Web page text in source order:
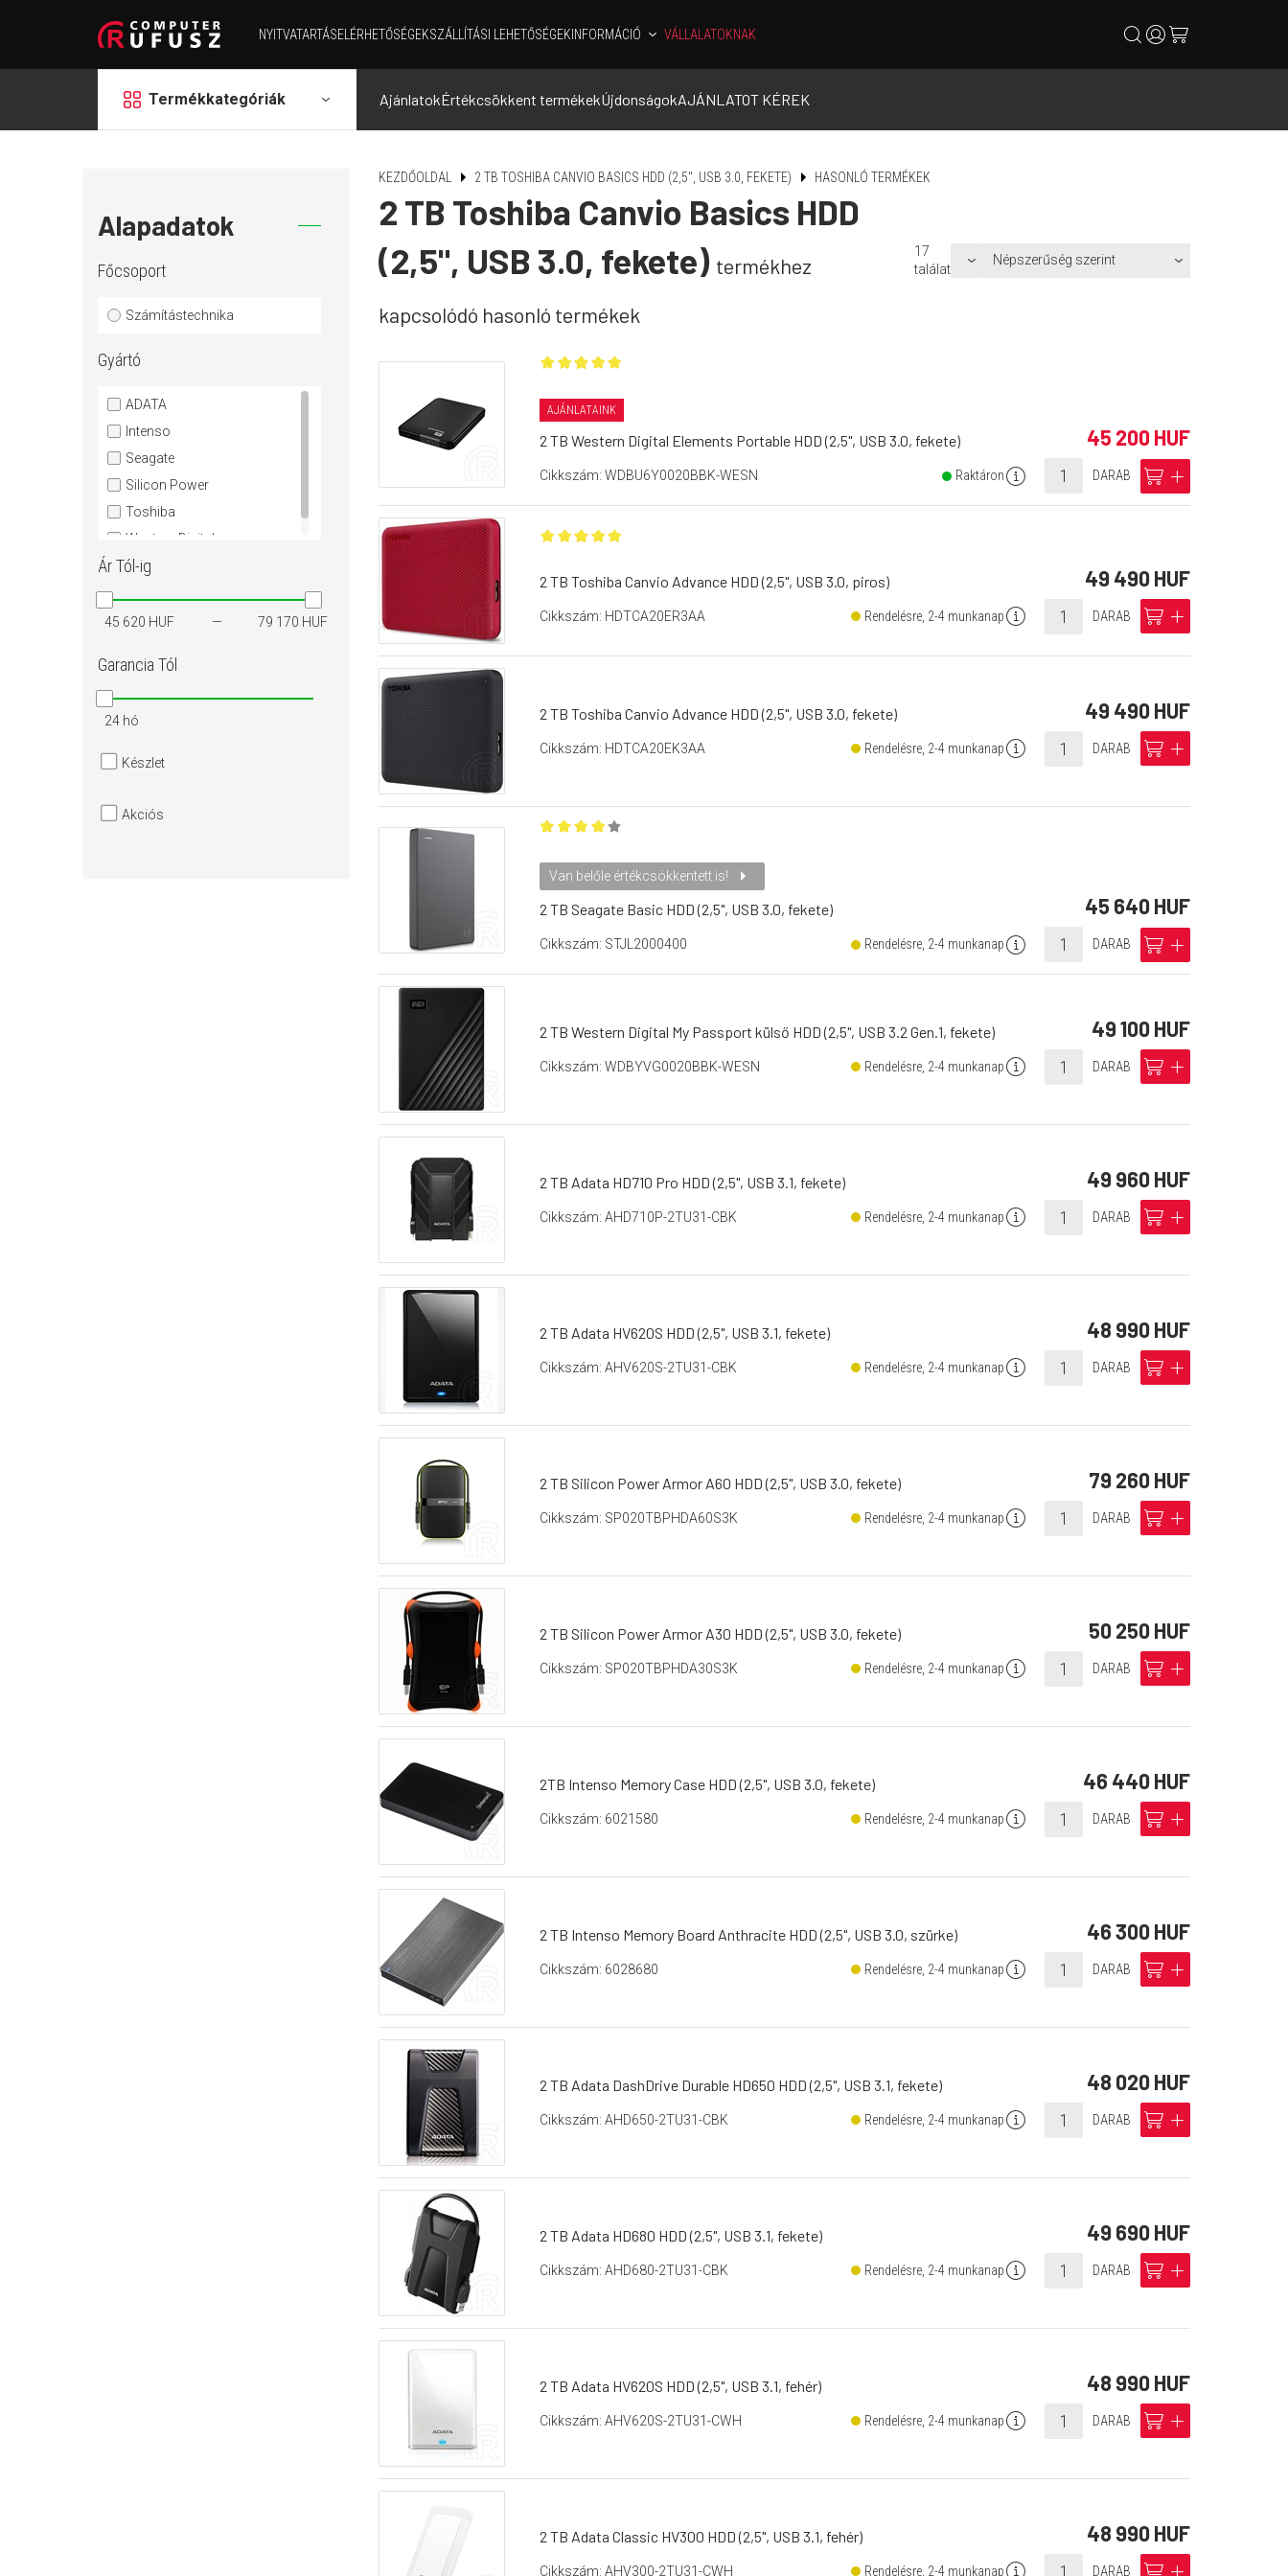
NYITVATARTÁSELÉRHETŐSÉGEKSZÁLLÍTÁSI LEHETŐSÉGEKINFORMÁCIÓ VÁLLALATOKNAK search usercart
grid Termékkategóriák AjánlatokÉrtékcsökkent termékekÚjdonságokAJÁNLATOT KÉREK
KEZDŐOLDAL 2 TB TOSHIBA CANVIO BASICS HDD (2,5", USB 3.0, FEKETE) HASONLÓ TERMÉKEK
2 TB Toshiba Canvio Basics HDD
(2,5", USB 3.0, fekete) termékhez
kapcsolódó hasonló termékek
17
találat
AJÁNLATAINK
2 TB Western Digital Elements Portable HDD (2,5", USB 3.0, fekete) 45 200 HUF
Cikkszám: WDBU6Y0020BBK-WESN Raktároninfo DARAB cart add
2 TB Toshiba Canvio Advance HDD (2,5", USB 3.0, piros) 49 490 HUF
Cikkszám: HDTCA20ER3AA Rendelésre, 2-4 munkanapinfo DARAB cart add
2 TB Toshiba Canvio Advance HDD (2,5", USB 3.0, fekete) 49 490 HUF
Cikkszám: HDTCA20EK3AA Rendelésre, 2-4 munkanapinfo DARAB cart add
Van belőle értékcsökkentett is!
2 TB Seagate Basic HDD (2,5", USB 3.0, fekete) 45 640 HUF
Cikkszám: STJL2000400 Rendelésre, 2-4 munkanapinfo DARAB cart add
2 TB Western Digital My Passport külső HDD (2,5", USB 3.2 Gen.1, fekete) 49 100 HUF
Cikkszám: WDBYVG0020BBK-WESN Rendelésre, 2-4 munkanapinfo DARAB cart add
2 TB Adata HD710 Pro HDD (2,5", USB 3.1, fekete) 49 960 HUF
Cikkszám: AHD710P-2TU31-CBK Rendelésre, 2-4 munkanapinfo DARAB cart add
2 TB Adata HV620S HDD (2,5", USB 3.1, fekete) 48 990 HUF
Cikkszám: AHV620S-2TU31-CBK Rendelésre, 2-4 munkanapinfo DARAB cart add
2 TB Silicon Power Armor A60 HDD (2,5", USB 3.0, fekete) 79 260 HUF
Cikkszám: SP020TBPHDA60S3K Rendelésre, 2-4 munkanapinfo DARAB cart add
2 TB Silicon Power Armor A30 HDD (2,5", USB 3.0, fekete) 50 250 HUF
Cikkszám: SP020TBPHDA30S3K Rendelésre, 2-4 munkanapinfo DARAB cart add
2TB Intenso Memory Case HDD (2,5", USB 3.0, fekete) 46 440 HUF
Cikkszám: 6021580 Rendelésre, 2-4 munkanapinfo DARAB cart add
2 TB Intenso Memory Board Anthracite HDD (2,5", USB 3.0, szürke) 46 300 HUF
Cikkszám: 6028680 Rendelésre, 2-4 munkanapinfo DARAB cart add
2 TB Adata DashDrive Durable HD650 HDD (2,5", USB 3.1, fekete) 48 020 HUF
Cikkszám: AHD650-2TU31-CBK Rendelésre, 2-4 munkanapinfo DARAB cart add
2 TB Adata HD680 HDD (2,5", USB 3.1, fekete) 49 690 HUF
Cikkszám: AHD680-2TU31-CBK Rendelésre, 2-4 munkanapinfo DARAB cart add
2 TB Adata HV620S HDD (2,5", USB 3.1, fehér) 48 990 HUF
Cikkszám: AHV620S-2TU31-CWH Rendelésre, 2-4 munkanapinfo DARAB cart add
2 TB Adata Classic HV300 HDD (2,5", USB 3.1, fehér) 48 990 HUF
Cikkszám: AHV300-2TU31-CWH Rendelésre, 2-4 munkanapinfo DARAB cart add
Alapadatok
Főcsoport
Számítástechnika
Gyártó
ADATA
Intenso
Seagate
Silicon Power
Toshiba
Western Digital
ÁrTól-ig
45 620 HUF 79 170 HUF
Garancia Tól
24 hó
Készlet
Akciós